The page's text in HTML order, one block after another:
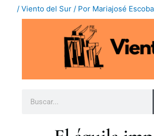
/Viento del Sur / Por Mariajosé